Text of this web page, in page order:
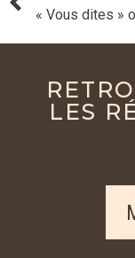
LES